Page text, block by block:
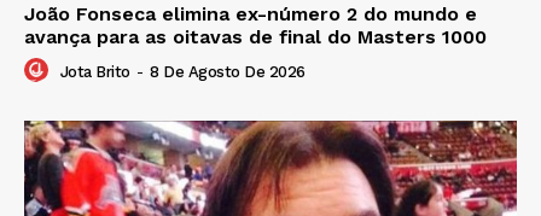
João Fonseca elimina ex-número 2 do mundo e
avança para as oitavas de final do Masters 1000
Jota Brito - 8 De Agosto De 2026